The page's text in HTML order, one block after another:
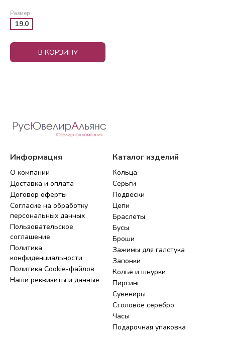
Размер
19.0
В КОРЗИНУ
Информация
О компании
Доставка и оплата
Договор оферты
Согласие на обработку
персональных данных
Пользовательское
соглашение
Политика
конфиденциальности
Политика Cookie-файлов
Наши реквизиты и данные
Каталог изделий
Кольца
Серьги
Подвески
Цепи
Браслеты
Бусы
Броши
Зажимы для галстука
Запонки
Колье и шнурки
Пирсинг
Сувениры
Столовое серебро
Часы
Подарочная упаковка